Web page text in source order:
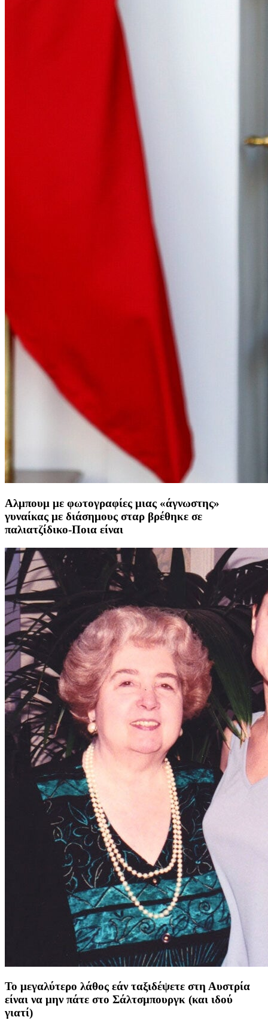
Αλμπουμ με φωτογραφίες μιας «άγνωστης»
γυναίκας με διάσημους σταρ βρέθηκε σε
παλιατζίδικο-Ποια είναι
Το μεγαλύτερο λάθος εάν ταξιδέψετε στη Αυστρία
είναι να μην πάτε στο Σάλτσμπουργκ (και ιδού
γιατί)